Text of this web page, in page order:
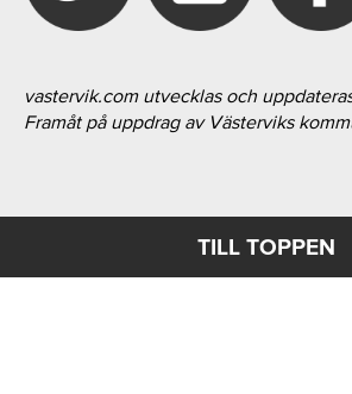
vastervik.com utvecklas och
Framåt på uppdrag av Västerviks
TILL TOPPEN